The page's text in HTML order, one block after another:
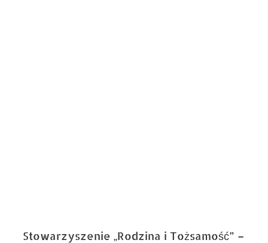
Stowarzyszenie „Rodzina i Tożsamość” –